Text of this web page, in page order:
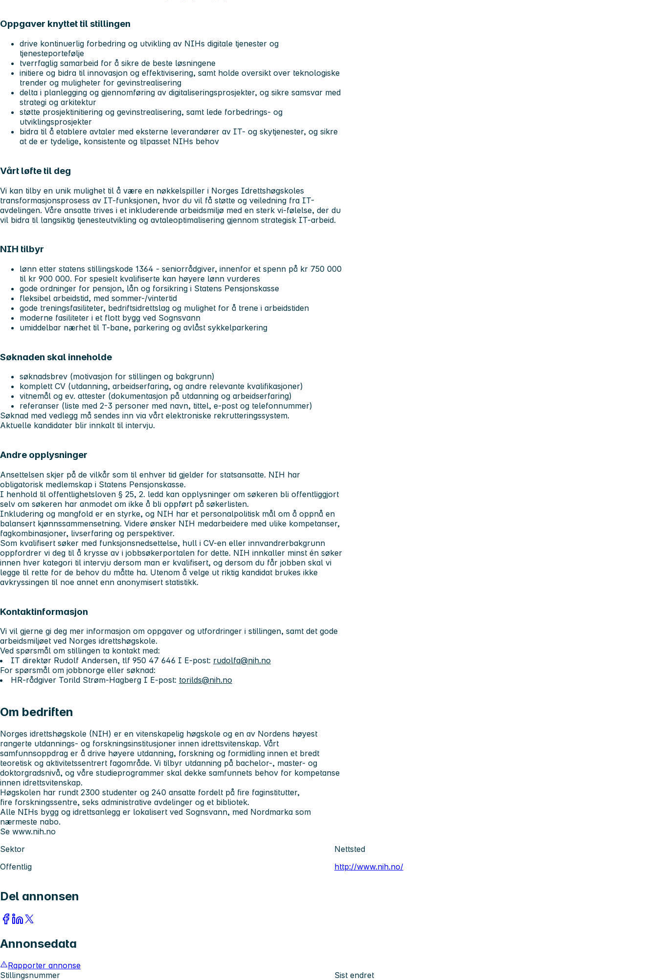
Oppgaver knyttet til stillingen
drive kontinuerlig forbedring og utvikling av NIHs digitale tjenester og
tjenesteportefølje
tverrfaglig samarbeid for å sikre de beste løsningene
initiere og bidra til innovasjon og effektivisering, samt holde oversikt over teknologiske
trender og muligheter for gevinstrealisering
delta i planlegging og gjennomføring av digitaliseringsprosjekter, og sikre samsvar med
strategi og arkitektur
støtte prosjektinitiering og gevinstrealisering, samt lede forbedrings- og
utviklingsprosjekter
bidra til å etablere avtaler med eksterne leverandører av IT- og skytjenester, og sikre
at de er tydelige, konsistente og tilpasset NIHs behov
Vårt løfte til deg
Vi kan tilby en unik mulighet til å være en nøkkelspiller i Norges Idrettshøgskoles
transformasjonsprosess av IT-funksjonen, hvor du vil få støtte og veiledning fra IT-
avdelingen. Våre ansatte trives i et inkluderende arbeidsmiljø med en sterk vi-følelse, der du
vil bidra til langsiktig tjenesteutvikling og avtaleoptimalisering gjennom strategisk IT-arbeid.
NIH tilbyr
lønn etter statens stillingskode 1364 - seniorrådgiver, innenfor et spenn på kr 750 000
til kr 900 000. For spesielt kvalifiserte kan høyere lønn vurderes
gode ordninger for pensjon, lån og forsikring i Statens Pensjonskasse
fleksibel arbeidstid, med sommer-/vintertid
gode treningsfasiliteter, bedriftsidrettslag og mulighet for å trene i arbeidstiden
moderne fasiliteter i et flott bygg ved Sognsvann
umiddelbar nærhet til T-bane, parkering og avlåst sykkelparkering
Søknaden skal inneholde
søknadsbrev (motivasjon for stillingen og bakgrunn)
komplett CV (utdanning, arbeidserfaring, og andre relevante kvalifikasjoner)
vitnemål og ev. attester (dokumentasjon på utdanning og arbeidserfaring)
referanser (liste med 2-3 personer med navn, tittel, e-post og telefonnummer)
Søknad med vedlegg må sendes inn via vårt elektroniske rekrutteringssystem.
Aktuelle kandidater blir innkalt til intervju.
Andre opplysninger
Ansettelsen skjer på de vilkår som til enhver tid gjelder for statsansatte. NIH har
obligatorisk medlemskap i Statens Pensjonskasse.
I henhold til offentlighetsloven § 25, 2. ledd kan opplysninger om søkeren bli offentliggjort
selv om søkeren har anmodet om ikke å bli oppført på søkerlisten.
Inkludering og mangfold er en styrke, og NIH har et personalpolitisk mål om å oppnå en
balansert kjønnssammensetning. Videre ønsker NIH medarbeidere med ulike kompetanser,
fagkombinasjoner, livserfaring og perspektiver.
Som kvalifisert søker med funksjonsnedsettelse, hull i CV-en eller innvandrerbakgrunn
oppfordrer vi deg til å krysse av i jobbsøkerportalen for dette. NIH innkaller minst én søker
innen hver kategori til intervju dersom man er kvalifisert, og dersom du får jobben skal vi
legge til rette for de behov du måtte ha. Utenom å velge ut riktig kandidat brukes ikke
avkryssingen til noe annet enn anonymisert statistikk.
Kontaktinformasjon
Vi vil gjerne gi deg mer informasjon om oppgaver og utfordringer i stillingen, samt det gode
arbeidsmiljøet ved Norges idrettshøgskole.
Ved spørsmål om stillingen ta kontakt med:
IT direktør Rudolf Andersen, tlf 950 47 646 I E-post: rudolfa@nih.no
For spørsmål om jobbnorge eller søknad:
HR-rådgiver Torild Strøm-Hagberg I E-post: torilds@nih.no
Om bedriften
Norges idrettshøgskole (NIH) er en vitenskapelig høgskole og en av Nordens høyest
rangerte utdannings- og forskningsinstitusjoner innen idrettsvitenskap. Vårt
samfunnsoppdrag er å drive høyere utdanning, forskning og formidling innen et bredt
teoretisk og aktivitetssentrert fagområde. Vi tilbyr utdanning på bachelor-, master- og
doktorgradsnivå, og våre studieprogrammer skal dekke samfunnets behov for kompetanse
innen idrettsvitenskap.
Høgskolen har rundt 2300 studenter og 240 ansatte fordelt på fire faginstitutter,
fire forskningssentre, seks administrative avdelinger og et bibliotek.
Alle NIHs bygg og idrettsanlegg er lokalisert ved Sognsvann, med Nordmarka som
nærmeste nabo.
Se www.nih.no
Sektor
Offentlig
Nettsted
http://www.nih.no/
Del annonsen
Annonsedata
Rapporter annonse
Stillingsnummer
Sist endret